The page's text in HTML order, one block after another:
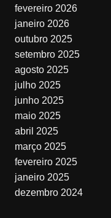
fevereiro 2026
janeiro 2026
outubro 2025
setembro 2025
agosto 2025
julho 2025
junho 2025
maio 2025
abril 2025
março 2025
fevereiro 2025
janeiro 2025
dezembro 2024